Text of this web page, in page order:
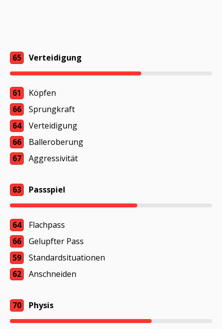
65 Verteidigung
61
Köpfen
66
Sprungkraft
64
Verteidigung
66
Balleroberung
67
Aggressivität
63 Passspiel
64
Flachpass
66
Gelupfter Pass
59
Standardsituationen
62
Anschneiden
70 Physis